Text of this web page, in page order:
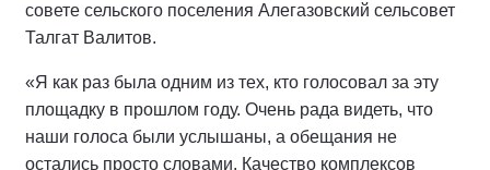
совете сельского поселения Алегазовский сельсовет
Талгат Валитов.
«Я как раз была одним из тех, кто голосовал за эту
площадку в прошлом году. Очень рада видеть, что
наши голоса были услышаны, а обещания не
остались просто словами. Качество комплексов